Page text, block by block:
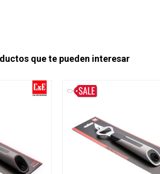
que te pueden interesar